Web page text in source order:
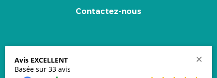
Contactez-nous
Email*
Avis EXCELLENT
Basée sur 33 avis